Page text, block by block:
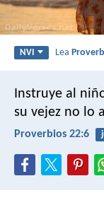
NVI Lea
Instruye al
su vejez no lo
Proverbios 22:6